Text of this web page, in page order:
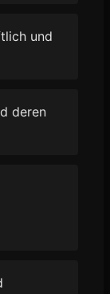
und
deren